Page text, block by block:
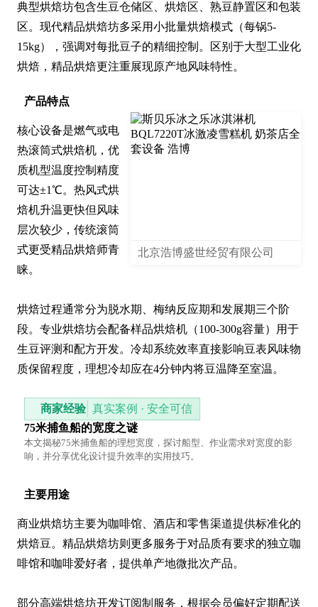
典型烘焙坊包含生豆仓储区、烘焙区、熟豆静置区和包装
区。现代精品烘焙坊多采用小批量烘焙模式（每锅5-
15kg），强调对每批豆子的精细控制。区别于大型工业化
烘焙，精品烘焙更注重展现原产地风味特性。
产品特点
北京浩博盛世经贸有限公司
核心设备是燃气或电
热滚筒式烘焙机，优
质机型温度控制精度
可达±1℃。热风式烘
焙机升温更快但风味
层次较少，传统滚筒
式更受精品烘焙师青
睐。
烘焙过程通常分为脱水期、梅纳反应期和发展期三个阶
段。专业烘焙坊会配备样品烘焙机（100-300g容量）用于
生豆评测和配方开发。冷却系统效率直接影响豆表风味物
质保留程度，理想冷却应在4分钟内将豆温降至室温。
商家经验 真实案例 · 安全可信
75米捕鱼船的宽度之谜
本文揭秘75米捕鱼船的理想宽度，探讨船型、作业需求对宽度的影
响，并分享优化设计提升效率的实用技巧。
主要用途
商业烘焙坊主要为咖啡馆、酒店和零售渠道提供标准化的
烘焙豆。精品烘焙坊则更多服务于对品质有要求的独立咖
啡馆和咖啡爱好者，提供单产地微批次产品。
部分高端烘焙坊开发订阅制服务，根据会员偏好定期配送